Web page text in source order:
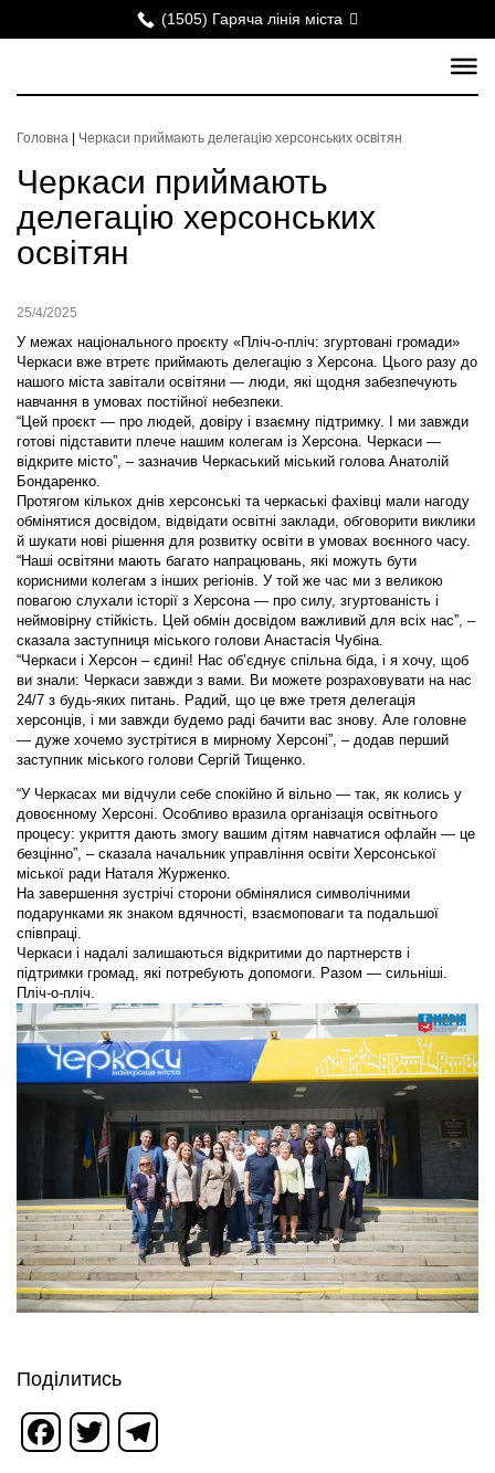
(1505) Гаряча лінія міста
Головна Черкаси приймають делегацію херсонських освітян
Черкаси приймають
делегацію херсонських
освітян
25/4/2025
У межах національного проєкту «Пліч-о-пліч: згуртовані громади»
Черкаси вже втретє приймають делегацію з Херсона. Цього разу до
нашого міста завітали освітяни — люди, які щодня забезпечують
навчання в умовах постійної небезпеки.
“Цей проєкт — про людей, довіру і взаємну підтримку. І ми завжди
готові підставити плече нашим колегам із Херсона. Черкаси —
відкрите місто”, – зазначив Черкаський міський голова Анатолій
Бондаренко.
Протягом кількох днів херсонські та черкаські фахівці мали нагоду
обмінятися досвідом, відвідати освітні заклади, обговорити виклики
й шукати нові рішення для розвитку освіти в умовах воєнного часу.
“Наші освітяни мають багато напрацювань, які можуть бути
корисними колегам з інших регіонів. У той же час ми з великою
повагою слухали історії з Херсона — про силу, згуртованість і
неймовірну стійкість. Цей обмін досвідом важливий для всіх нас”, –
сказала заступниця міського голови Анастасія Чубіна.
“Черкаси і Херсон – єдині! Нас об’єднує спільна біда, і я хочу, щоб
ви знали: Черкаси завжди з вами. Ви можете розраховувати на нас
24/7 з будь-яких питань. Радий, що це вже третя делегація
херсонців, і ми завжди будемо раді бачити вас знову. Але головне
— дуже хочемо зустрітися в мирному Херсоні”, – додав перший
заступник міського голови Сергій Тищенко.
“У Черкасах ми відчули себе спокійно й вільно — так, як колись у
довоєнному Херсоні. Особливо вразила організація освітнього
процесу: укриття дають змогу вашим дітям навчатися офлайн — це
безцінно”, – сказала начальник управління освіти Херсонської
міської ради Наталя Журженко.
На завершення зустрічі сторони обмінялися символічними
подарунками як знаком вдячності, взаємоповаги та подальшої
співпраці.
Черкаси і надалі залишаються відкритими до партнерств і
підтримки громад, які потребують допомоги. Разом — сильніші.
Пліч-о-пліч.
Поділитись
Facebook
Twitter